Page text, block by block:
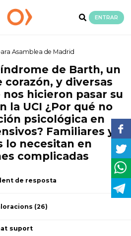
ENTRAR
Asamblea de Madrid
de Barth, un
y diversas
hicieron pasar su
la UCI ¿Por qué no
psicológica en
Familiares y
lo necesitan en
complicadas
de resposta
(26)
suport